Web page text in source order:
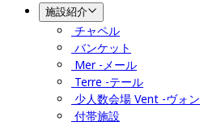
施設紹介
チャペル
バンケット
Mer -メール
Terre -テール
少人数会場 Vent -ヴォン
付帯施設